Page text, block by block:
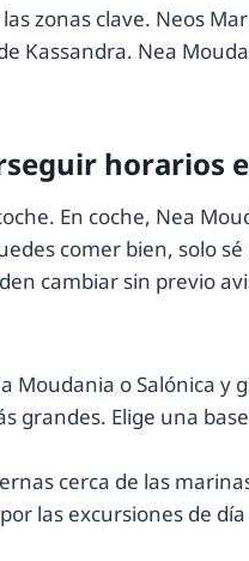
zonas clave. Neos
Kassandra. Nea
horarios
En coche, Nea
comer bien, solo
cambiar sin previo
Moudania o Salónica y
grandes. Elige una
cerca de las
las excursiones de